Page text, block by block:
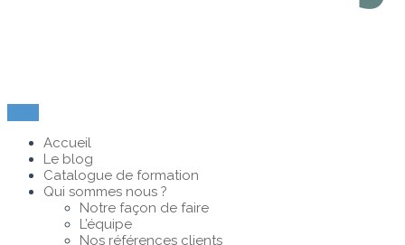
Accueil
Le blog
Catalogue de formation
Qui sommes nous ?
Notre façon de faire
L’équipe
Nos références clients